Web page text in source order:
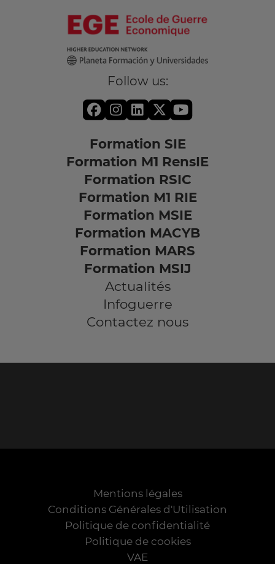
Follow us:
Formation SIE
Formation M1 RensIE
Formation RSIC
Formation M1 RIE
Formation MSIE
Formation MACYB
Formation MARS
Formation MSIJ
Actualités
Infoguerre
Contactez nous
Mentions légales
Conditions Générales d'Utilisation
Politique de confidentialité
Politique de cookies
VAE